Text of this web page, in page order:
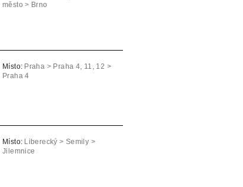
město > Brno
Místo: Praha > Praha 4, 11, 12 >
Praha 4
Místo:
Liberecký > Semily >
Jilemnice